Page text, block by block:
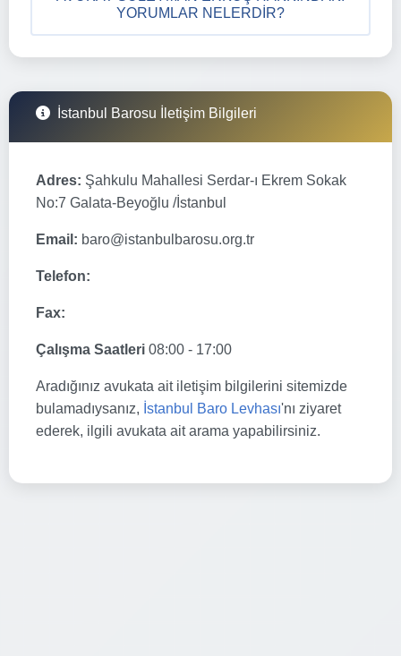
YORUMLAR NELERDIR?
İstanbul Barosu İletişim Bilgileri
Adres: Şahkulu Mahallesi Serdar-ı Ekrem Sokak
No:7 Galata-Beyoğlu /İstanbul
Email: baro@istanbulbarosu.org.tr
Telefon:
Fax:
Çalışma Saatleri 08:00 - 17:00
Aradığınız avukata ait iletişim bilgilerini sitemizde
bulamadıysanız, İstanbul Baro Levhası'nı ziyaret
ederek, ilgili avukata ait arama yapabilirsiniz.